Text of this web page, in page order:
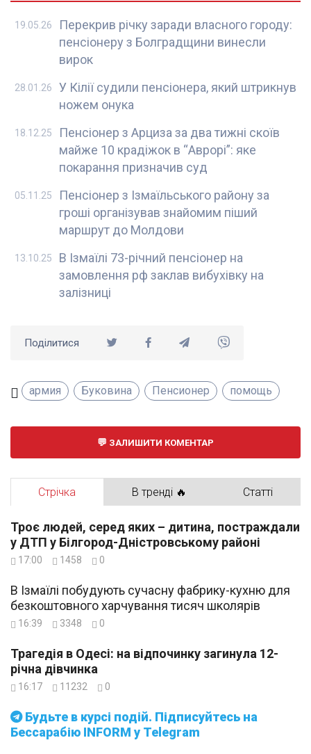
Перекрив річку заради власного городу:
пенсіонеру з Болградщини винесли
вирок
19.05.26
У Кілії судили пенсіонера, який штрикнув
ножем онука
28.01.26
Пенсіонер з Арциза за два тижні скоїв
майже 10 крадіжок в “Аврорі”: яке
покарання призначив суд
18.12.25
Пенсіонер з Ізмаїльського району за
гроші організував знайомим піший
маршрут до Молдови
05.11.25
В Ізмаїлі 73-річний пенсіонер на
замовлення рф заклав вибухівку на
залізниці
13.10.25
Поділитися
армия Буковина Пенсионер помощь
ЗАЛИШИТИ КОМЕНТАР
Стрічка В тренді 🔥 Статті
Будьте в курсі подій. Підписуйтесь на
Бессарабію INFORM у Telegram
Троє людей, серед яких – дитина, постраждали
у ДТП у Білгород-Дністровському районі
17:00 1458 0
В Ізмаїлі побудують сучасну фабрику-кухню для
безкоштовного харчування тисяч школярів
16:39 3348 0
Трагедія в Одесі: на відпочинку загинула 12-
річна дівчинка
16:17 11232 0